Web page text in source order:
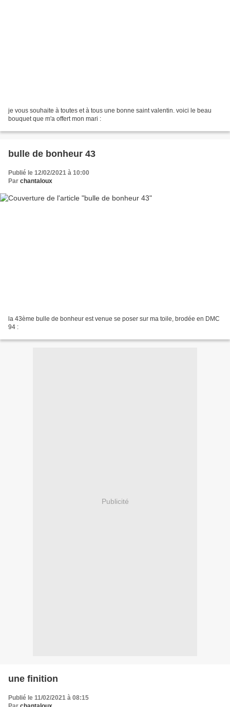
je vous souhaite à toutes et à tous une bonne saint valentin. voici le beau
bouquet que m'a offert mon mari :
bulle de bonheur 43
Publié le 12/02/2021 à 10:00
Par chantaloux
la 43ème bulle de bonheur est venue se poser sur ma toile, brodée en DMC
94 :
Publicité
une finition
Publié le 11/02/2021 à 08:15